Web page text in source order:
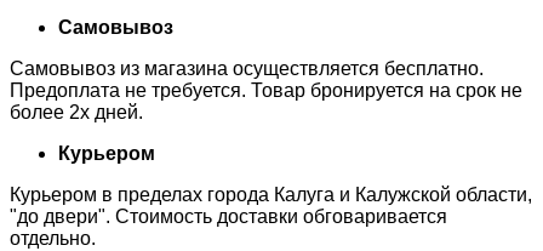
Самовывоз
Самовывоз из магазина осуществляется бесплатно.
Предоплата не требуется. Товар бронируется на срок не
более 2х дней.
Курьером
Курьером в пределах города Калуга и Калужской области,
"до двери". Стоимость доставки обговаривается
отдельно.